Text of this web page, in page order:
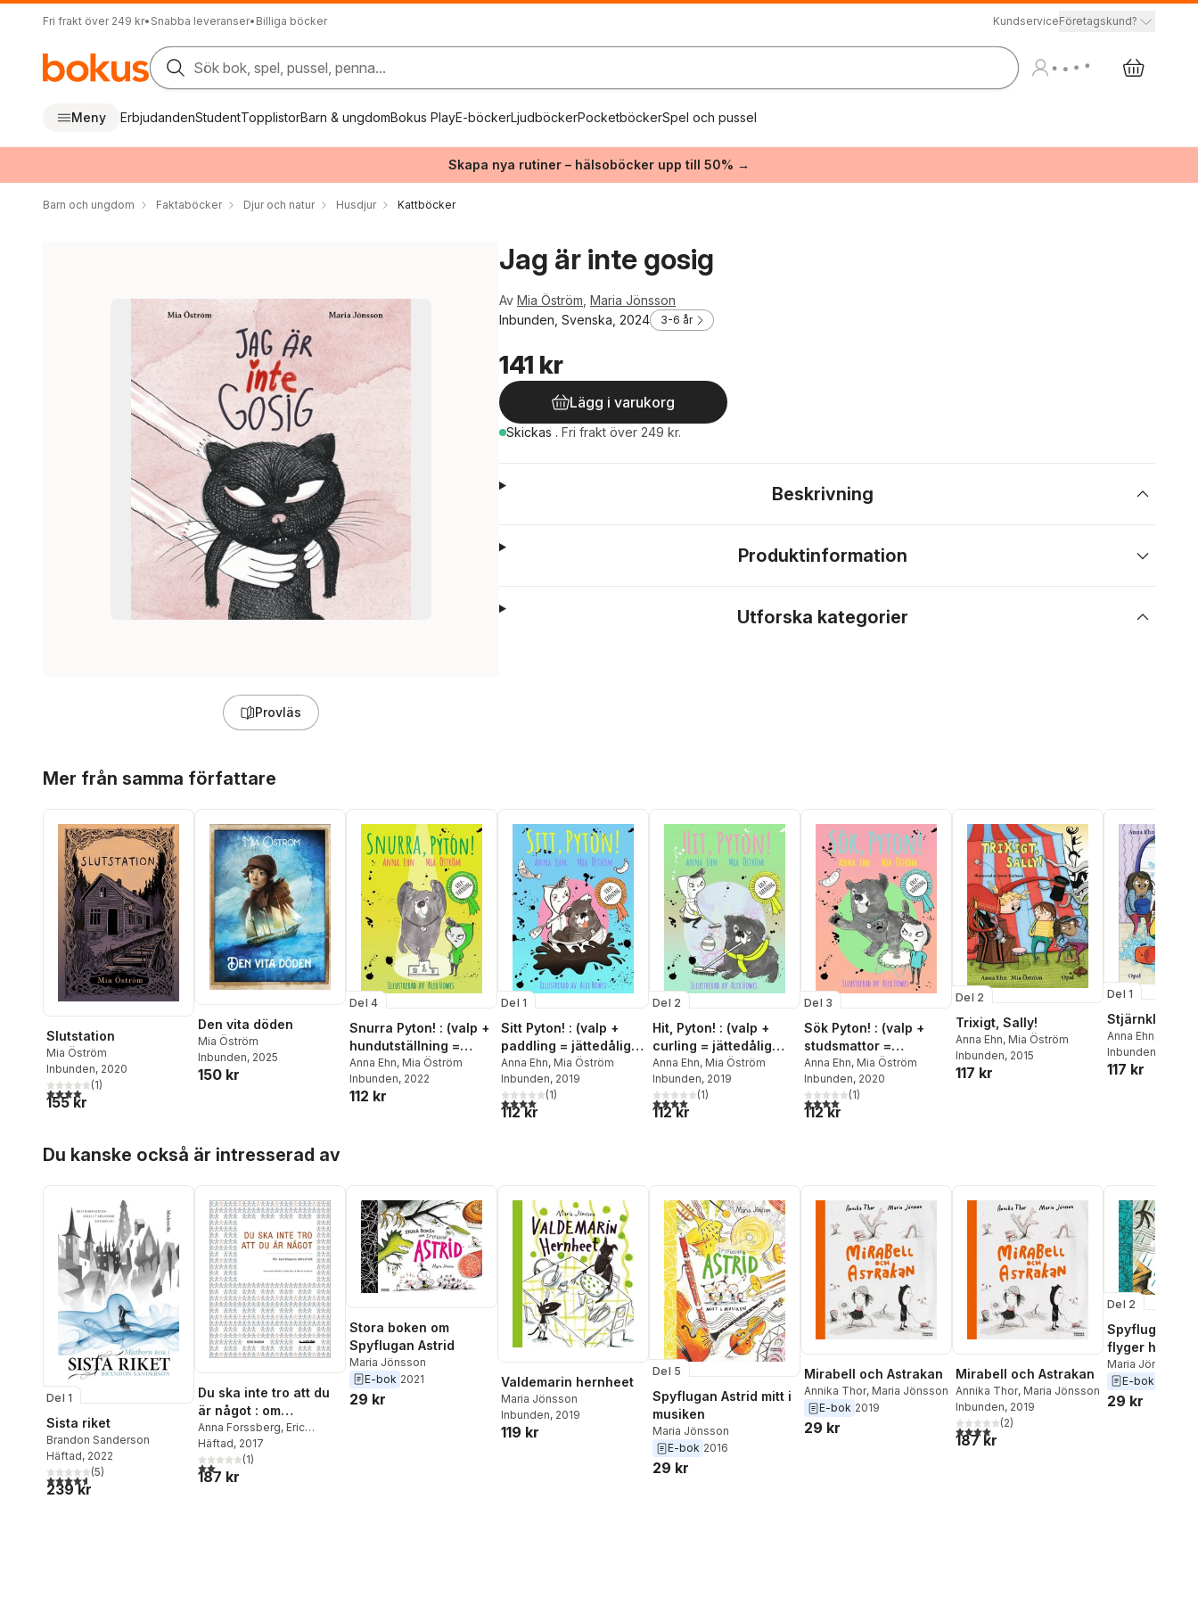
Fri frakt över 249 kr• Snabba leveranser• Billiga böcker KundserviceFöretagskund?
Sök bok, spel, pussel, penna...
Meny ErbjudandenStudentTopplistorBarn & ungdomBokus PlayE-böckerLjudböckerPocketböckerSpel och pussel
Skapa nya rutiner – hälsoböcker upp till 50% →
Barn och ungdom Faktaböcker Djur och natur Husdjur Kattböcker
Provläs
Jag är inte gosig
Av Mia Öström Maria Jönsson
Inbunden, Svenska, 2024
3-6 år
141 kr
Lägg i varukorg
Skickas . Fri frakt över 249 kr.
Beskrivning
Produktinformation
Utforska kategorier
Mer från samma författare
Slutstation
Mia Öström
Inbunden, 2020
4,0utav 5 stjärnor. Totalt antal röster:
(1)
155 kr
Den vita döden
Mia Öström
Inbunden, 2025
150 kr
Del 4
Snurra Pyton! : (valp +
hundutställning =
dålig idé)
Anna Ehn, Mia Öström
Inbunden, 2022
112 kr
Del 1
Sitt Pyton! : (valp +
paddling = jättedålig
idé)
Anna Ehn, Mia Öström
Inbunden, 2019
4,0utav 5 stjärnor. Totalt antal röster:
(1)
112 kr
Del 2
Hit, Pyton! : (valp +
curling = jättedålig
idé)
Anna Ehn, Mia Öström
Inbunden, 2019
4,0utav 5 stjärnor. Totalt antal röster:
(1)
112 kr
Del 3
Sök Pyton! : (valp +
studsmattor =
jättedålig idé)
Anna Ehn, Mia Öström
Inbunden, 2020
4,0utav 5 stjärnor. Totalt antal röster:
(1)
112 kr
Del 2
Trixigt, Sally!
Anna Ehn, Mia Öström
Inbunden, 2015
117 kr
Del 1
Stjärnklart,
Anna Ehn
Inbunden
117 kr
Du kanske också är intresserad av
Del 1
Sista riket
Brandon Sanderson
Häftad, 2022
4,6utav 5 stjärnor. Totalt antal röster:
(5)
239 kr
Du ska inte tro att du
är något : om
Jantelagens aktualitet
Anna Forssberg, Eric
Carlsson,Linda Berg
Anders Öhman
Johansson
Häftad, 2017
2,0utav 5 stjärnor. Totalt antal röster:
(1)
187 kr
Stora boken om
Spyflugan Astrid
Maria Jönsson
E-bok 2021
29 kr
Valdemarin hernheet
Maria Jönsson
Inbunden, 2019
119 kr
Del 5
Spyflugan Astrid mitt i
musiken
Maria Jönsson
E-bok 2016
29 kr
Mirabell och Astrakan
Annika Thor, Maria Jönsson
E-bok 2019
29 kr
Mirabell och Astrakan
Annika Thor, Maria Jönsson
Inbunden, 2019
4,0utav 5 stjärnor. Totalt antal röster:
(2)
187 kr
Del 2
Spyflugan
flyger högt
Maria Jönsson
E-bok
29 kr